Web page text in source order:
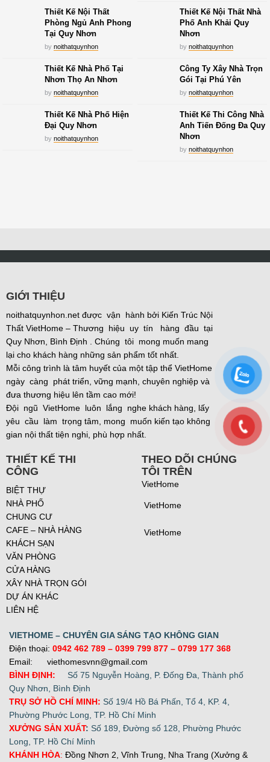
Thiết Kế Nội Thất
Phòng Ngủ Anh Phong
Tại Quy Nhơn
bynoithatquynhon
Thiết Kế Nội Thất Nhà
Phố Anh Khải Quy
Nhơn
bynoithatquynhon
Thiết Kế Nhà Phố Tại
Nhơn Thọ An Nhơn
bynoithatquynhon
Công Ty Xây Nhà Trọn
Gói Tại Phú Yên
bynoithatquynhon
Thiết Kế Nhà Phố Hiện
Đại Quy Nhơn
bynoithatquynhon
Thiết Kế Thi Công Nhà
Anh Tiến Đống Đa Quy
Nhơn
bynoithatquynhon
GIỚI THIỆU
noithatquynhon.net được vận hành bởi Kiến Trúc Nội
Thất VietHome – Thương hiệu uy tín hàng đầu tại
Quy Nhơn, Bình Định . Chúng tôi mong muốn mang
lại cho khách hàng những sản phẩm tốt nhất.
Mỗi công trình là tâm huyết của một tập thể VietHome
ngày càng phát triển, vững mạnh, chuyên nghiệp và
đưa thương hiệu lên tầm cao mới!
Đội ngũ VietHome luôn lắng nghe khách hàng, lấy
yêu cầu làm trọng tâm, mong muốn kiến tạo không
gian nội thất tiện nghi, phù hợp nhất.
THIẾT KẾ THI
CÔNG
BIỆT THỰ
NHÀ PHỐ
CHUNG CƯ
CAFE – NHÀ HÀNG
KHÁCH SẠN
VĂN PHÒNG
CỬA HÀNG
XÂY NHÀ TRỌN GÓI
DỰ ÁN KHÁC
LIÊN HỆ
THEO DÕI CHÚNG
TÔI TRÊN
VietHome
VietHome
VietHome
VIETHOME – CHUYÊN GIA SÁNG TẠO KHÔNG GIAN
Điện thoại: 0942 462 789 – 0399 799 877 – 0799 177 368
Email: viethomesvnn@gmail.com
BÌNH ĐỊNH:
Số 75 Nguyễn Hoàng, P. Đống Đa, Thành phố
Quy Nhơn, Bình Định
TRỤ SỞ HỒ CHÍ MINH: Số 19/4 Hồ Bá Phấn, Tổ 4, KP. 4,
Phường Phước Long, TP. Hồ Chí Minh
XƯỞNG SẢN XUẤT: Số 189, Đường số 128, Phường Phước
Long, TP. Hồ Chí Minh
KHÁNH HÒA: Đồng Nhơn 2, Vĩnh Trung, Nha Trang (Xưởng &